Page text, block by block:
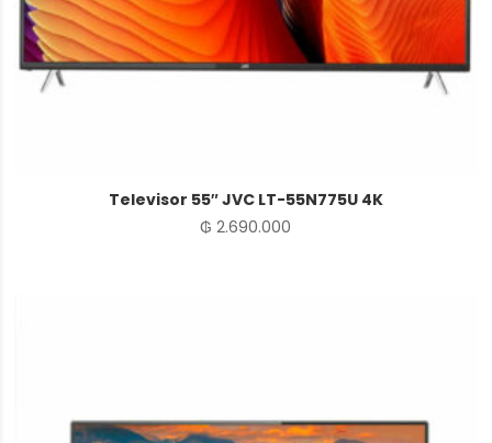
Televisor 55″ JVC LT-55N775U 4K
₲ 2.690.000